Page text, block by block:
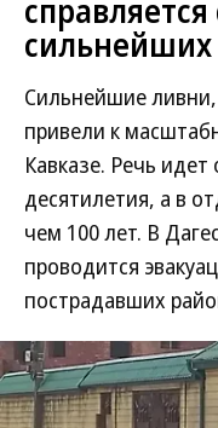
сильнейших
Сильнейшие
привели к
Кавказе. Речь
десятилетия, а в
чем 100 лет. В
проводится
пострадавших